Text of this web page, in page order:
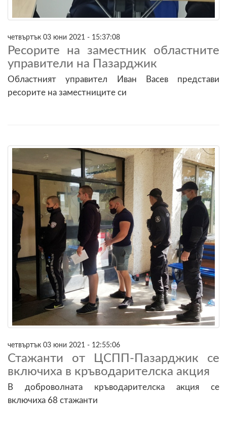
четвъртък 03 юни 2021 - 15:37:08
Ресорите на заместник областните
управители на Пазарджик
Областният управител Иван Васев представи
ресорите на заместниците си
четвъртък 03 юни 2021 - 12:55:06
Стажанти от ЦСПП-Пазарджик се
включиха в кръводарителска акция
В доброволната кръводарителска акция се
включиха 68 стажанти